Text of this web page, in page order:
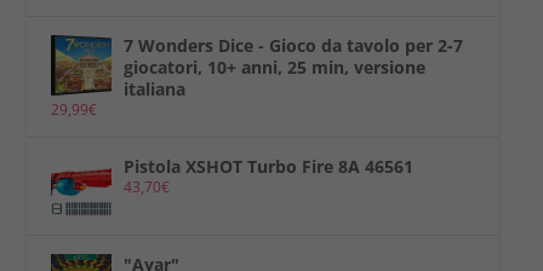
7 Wonders Dice - Gioco da tavolo per 2-7
giocatori, 10+ anni, 25 min, versione
italiana
29,99€
Pistola XSHOT Turbo Fire 8A 46561
43,70€
"Ayar"